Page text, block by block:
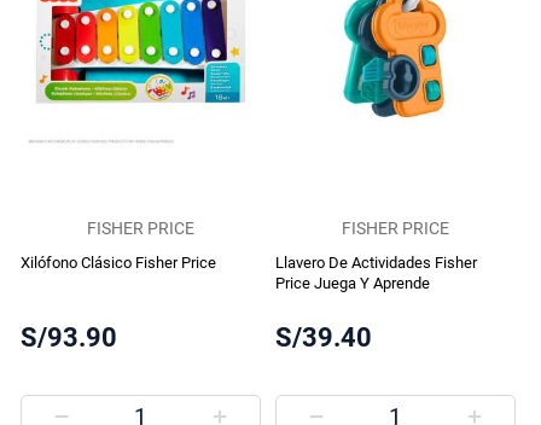
FISHER PRICE
Xilófono Clásico Fisher Price
S/93.90
FISHER PRICE
Llavero De Actividades Fisher
Price Juega Y Aprende
S/39.40